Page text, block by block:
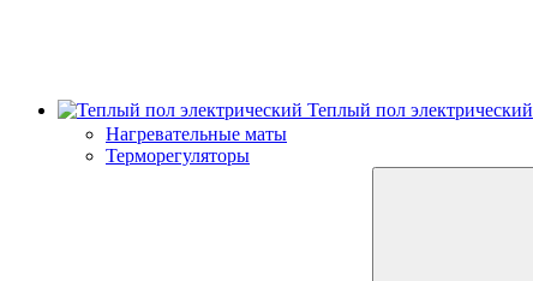
Теплый пол электрический
Нагревательные маты
Терморегуляторы